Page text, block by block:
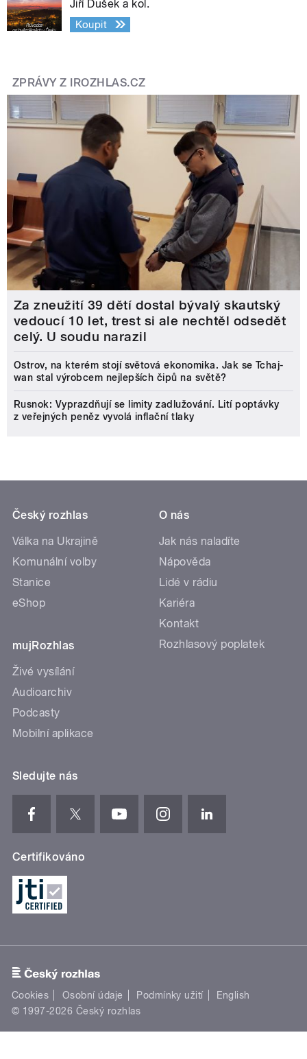
Jiří Dušek a kol.
Koupit
ZPRÁVY Z IROZHLAS.CZ
Za zneužití 39 dětí dostal bývalý skautský
vedoucí 10 let, trest si ale nechtěl odsedět
celý. U soudu narazil
Ostrov, na kterém stojí světová ekonomika. Jak se Tchaj-
wan stal výrobcem nejlepších čipů na světě?
Rusnok: Vyprazdňují se limity zadlužování. Lití poptávky
z veřejných peněz vyvolá inflační tlaky
Český rozhlas
Válka na Ukrajině
Komunální volby
Stanice
eShop
mujRozhlas
Živé vysílání
Audioarchiv
Podcasty
Mobilní aplikace
O nás
Jak nás naladíte
Nápověda
Lidé v rádiu
Kariéra
Kontakt
Rozhlasový poplatek
Sledujte nás
Certifikováno
Cookies Osobní údaje Podmínky užití
English
© 1997-2026 Český rozhlas